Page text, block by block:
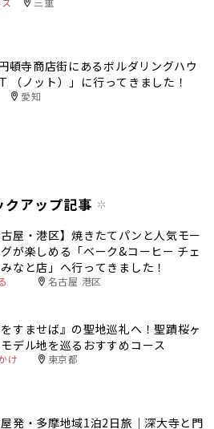
頓寺商店街にあるボルダリングハウ
（ノット）」に行ってきました！
愛知
クアップ記事
古屋・港区】焼きたてパンと人気モー
が楽しめる「ベーク&コーヒー チェ
なと店」へ行ってきました！
名古屋 港区
をすませば』の聖地巡礼へ！聖蹟桜ヶ
デル地を巡るおすすめコース
け 東京都
発・多摩地域1泊2日旅｜深大寺と門